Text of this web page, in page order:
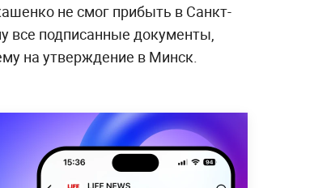
не смог прибыть в Санкт-
все подписанные документы,
на утверждение в Минск.